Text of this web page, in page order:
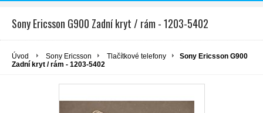
Sony Ericsson G900 Zadní kryt / rám - 1203-5402
Úvod Sony Ericsson Tlačítkové telefony
Sony Ericsson G900
Zadní kryt / rám - 1203-5402